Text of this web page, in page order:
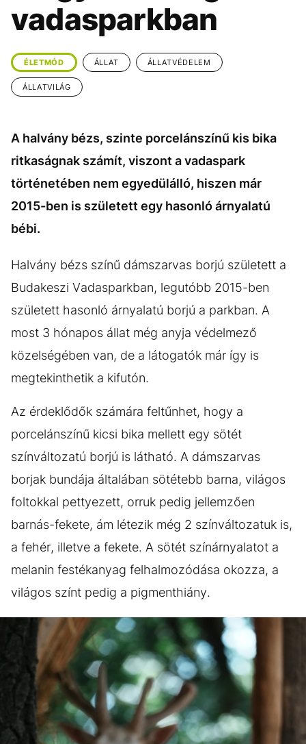
KÖZÉLET UTAZÁS
ÉLETMÓD DESIGN
BESZÉLGETÉSEK ARCOK
VIDEÓ
vadasparkban
ÉLETMÓD ÁLLAT ÁLLATVÉDELEM
ÁLLATVILÁG
A halvány bézs, szinte porcelánszínű kis bika
ritkaságnak számít, viszont a vadaspark
történetében nem egyedülálló, hiszen már
2015-ben is született egy hasonló árnyalatú
bébi.
Halvány bézs színű dámszarvas borjú született a
Budakeszi Vadasparkban, legutóbb 2015-ben
született hasonló árnyalatú borjú a parkban. A
most 3 hónapos állat még anyja védelmező
közelségében van, de a látogatók már így is
megtekinthetik a kifutón.
Az érdeklődők számára feltűnhet, hogy a
porcelánszínű kicsi bika mellett egy sötét
színváltozatú borjú is látható. A dámszarvas
borjak bundája általában sötétebb barna, világos
foltokkal pettyezett, orruk pedig jellemzően
barnás-fekete, ám létezik még 2 színváltozatuk is,
a fehér, illetve a fekete. A sötét színárnyalatot a
melanin festékanyag felhalmozódása okozza, a
világos színt pedig a pigmenthiány.